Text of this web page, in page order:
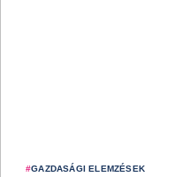
#GAZDASÁGI ELEMZÉSEK